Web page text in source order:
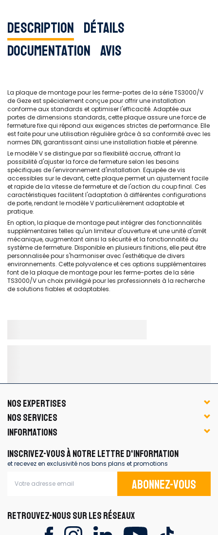
Description Détails
Documentation Avis
La plaque de montage pour les ferme-portes de la série TS3000/V
de Geze est spécialement conçue pour offrir une installation
conforme aux standards et optimiser l'efficacité. Adaptée aux
portes de dimensions standards, cette plaque assure une force de
fermeture fixe qui répond aux exigences strictes de performance. Elle
est faite pour une utilisation régulière grâce à sa conformité avec les
normes DIN, garantissant ainsi une installation fiable et pérenne.
Le modèle V se distingue par sa flexibilité accrue, offrant la
possibilité d'ajuster la force de fermeture selon les besoins
spécifiques de l'environnement d'installation. Equipée de vis
accessibles sur le devant, cette plaque permet un ajustement facile
et rapide de la vitesse de fermeture et de l'action du coup final. Ces
caractéristiques facilitent l'adaptation à différentes configurations
de porte, rendant le modèle V particulièrement adaptable et
pratique.
En option, la plaque de montage peut intégrer des fonctionnalités
supplémentaires telles qu'un limiteur d'ouverture et une unité d'arrêt
mécanique, augmentant ainsi la sécurité et la fonctionnalité du
système de fermeture. Disponible en plusieurs finitions, elle peut être
personnalisée pour s'harmoniser avec l'esthétique de divers
environnements. Cette polyvalence et ces options supplémentaires
font de la plaque de montage pour les ferme-portes de la série
TS3000/V un choix privilégié pour les professionnels à la recherche
de solutions fiables et adaptables.
NOS EXPERTISES
NOS SERVICES
INFORMATIONS
INSCRIVEZ-VOUS À NOTRE LETTRE D'INFORMATION
et recevez en exclusivité nos bons plans et promotions
Abonnez-vous
RETROUVEZ-NOUS SUR LES RÉSEAUX